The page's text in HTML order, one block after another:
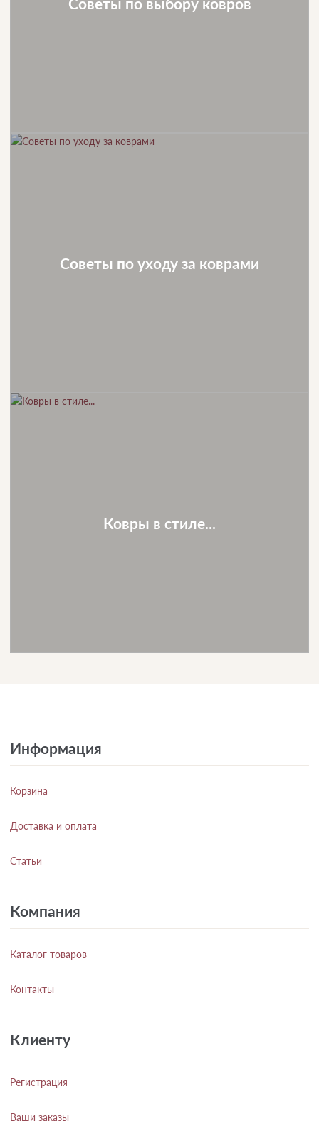
Советы по уходу за коврами
Ковры в стиле...
Информация
Корзина
Доставка и оплата
Статьи
Компания
Каталог товаров
Контакты
Клиенту
Регистрация
Ваши заказы